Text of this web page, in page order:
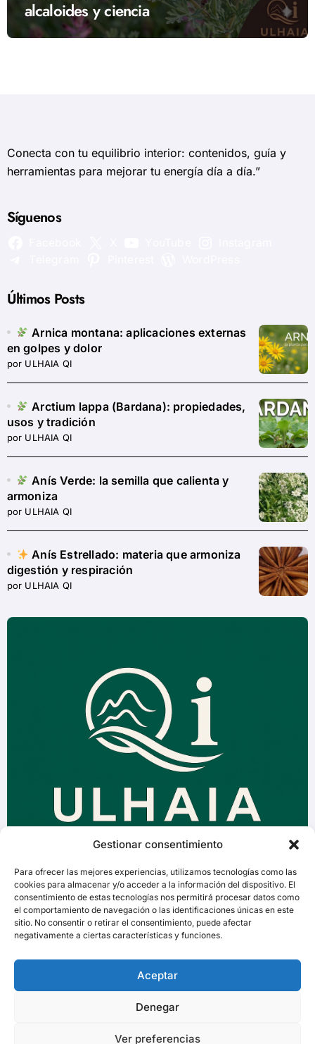
Gestionar consentimiento
Para ofrecer las mejores experiencias, utilizamos tecnologías como las
cookies para almacenar y/o acceder a la información del dispositivo. El
consentimiento de estas tecnologías nos permitirá procesar datos como
el comportamiento de navegación o las identificaciones únicas en este
sitio. No consentir o retirar el consentimiento, puede afectar
negativamente a ciertas características y funciones.
Aceptar
Denegar
Ver preferencias
alcaloides y ciencia
Conecta con tu equilibrio interior: contenidos, guía y
herramientas para mejorar tu energía día a día.”
Síguenos
Últimos Posts
Arnica montana: aplicaciones externas
en golpes y dolor
por ULHAIA QI
Arctium lappa (Bardana): propiedades,
usos y tradición
por ULHAIA QI
Anís Verde: la semilla que calienta y
armoniza
por ULHAIA QI
Anís Estrellado: materia que armoniza
digestión y respiración
por ULHAIA QI